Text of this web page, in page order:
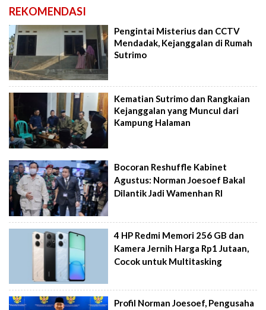
REKOMENDASI
Pengintai Misterius dan CCTV
Mendadak, Kejanggalan di Rumah
Sutrimo
Kematian Sutrimo dan Rangkaian
Kejanggalan yang Muncul dari
Kampung Halaman
Bocoran Reshuffle Kabinet
Agustus: Norman Joesoef Bakal
Dilantik Jadi Wamenhan RI
4 HP Redmi Memori 256 GB dan
Kamera Jernih Harga Rp1 Jutaan,
Cocok untuk Multitasking
Profil Norman Joesoef, Pengusaha